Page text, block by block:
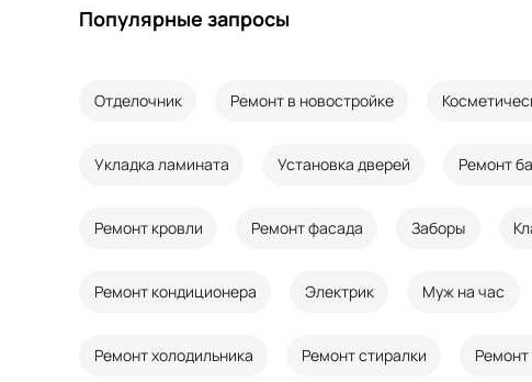
Популярные запросы
Отделочник Ремонт в новостройке
Укладка ламината Установка дверей Ремонт
Ремонт кровли Ремонт фасада Заборы
Ремонт кондиционера Электрик Муж на час
Ремонт холодильника Ремонт стиралки Ремонт